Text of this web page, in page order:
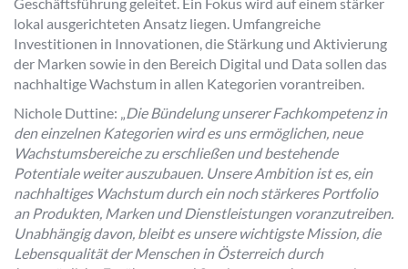
lokal ausgerichteten Ansatz liegen. Umfangreiche
Investitionen in Innovationen, die Stärkung und Aktivierung
der Marken sowie in den Bereich Digital und Data sollen das
nachhaltige Wachstum in allen Kategorien vorantreiben.
Nichole Duttine: „Die Bündelung unserer Fachkompetenz in
den einzelnen Kategorien wird es uns ermöglichen, neue
Wachstumsbereiche zu erschließen und bestehende
Potentiale weiter auszubauen. Unsere Ambition ist es, ein
nachhaltiges Wachstum durch ein noch stärkeres Portfolio
an Produkten, Marken und Dienstleistungen voranzutreiben.
Unabhängig davon, bleibt es unsere wichtigste Mission, die
Lebensqualität der Menschen in Österreich durch